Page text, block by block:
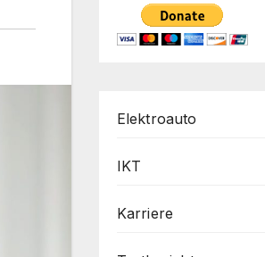
Elektroauto
IKT
Karriere